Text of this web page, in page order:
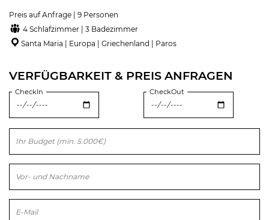
Preis auf Anfrage | 9 Personen
4 Schlafzimmer | 3 Badezimmer
Santa Maria | Europa | Griechenland | Paros
VERFÜGBARKEIT & PREIS ANFRAGEN
CheckIn CheckOut